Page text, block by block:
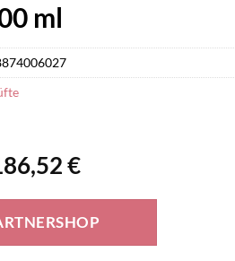
ml
€
€Aktueller
ist:
186,52 €.